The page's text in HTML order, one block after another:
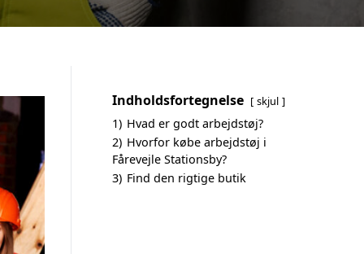
Indholdsfortegnelse skjul
1) Hvad er godt arbejdstøj?
2) Hvorfor købe arbejdstøj i
Fårevejle Stationsby?
3) Find den rigtige butik